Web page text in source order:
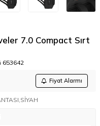
7.0 Compact Sırt
653642
Fiyat Alarmı